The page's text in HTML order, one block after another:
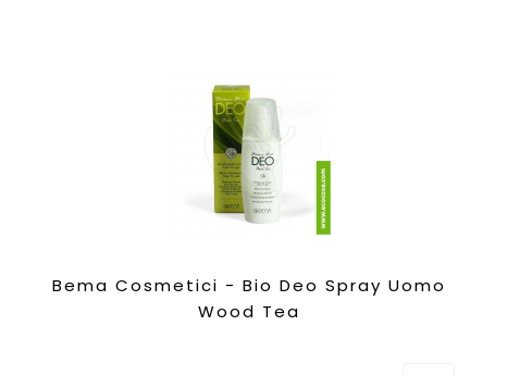
Bema Cosmetici - Bio Deo Spray Uomo
Wood Tea